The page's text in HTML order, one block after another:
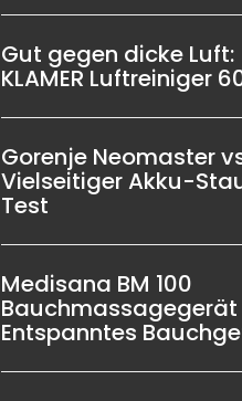
Gut gegen dicke Luft:
KLAMER Luftreiniger
Gorenje Neomaster
Vielseitiger Akku-
Test
Medisana BM 100
Bauchmassagegerät
Entspanntes